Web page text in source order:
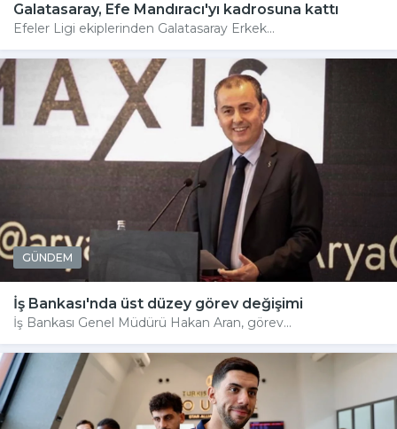
Galatasaray, Efe Mandıracı'yı kadrosuna kattı
Efeler Ligi ekiplerinden Galatasaray Erkek...
GÜNDEM
İş Bankası'nda üst düzey görev değişimi
İş Bankası Genel Müdürü Hakan Aran, görev...